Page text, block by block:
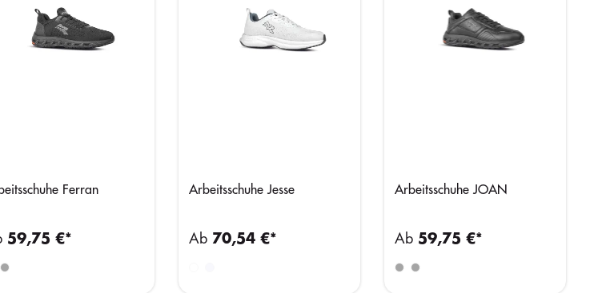
Ferran
59,75 €*
Arbeitsschuhe Jesse
Ab 70,54 €*
Arbeitsschuhe JOAN
Ab 59,75 €*